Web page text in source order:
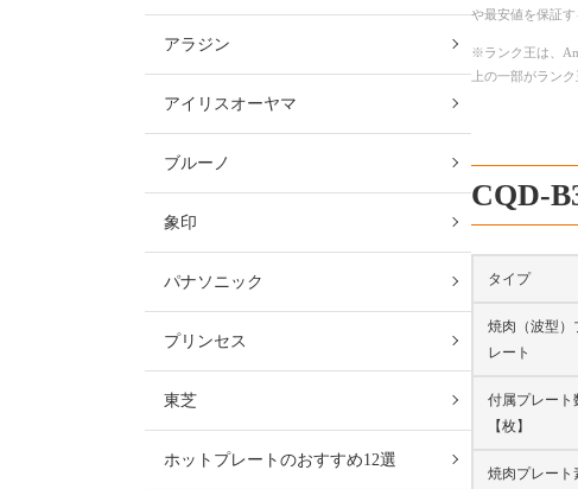
や最安値を保証す
※ランク王は、
上の一部がラン
CQD-
タイプ
焼肉（波型）
レート
付属プレート
【枚】
焼肉プレート
アラジン
アイリスオーヤマ
ブルーノ
象印
パナソニック
プリンセス
東芝
ホットプレートのおすすめ12選